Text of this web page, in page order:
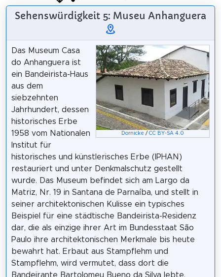
Sehenswürdigkeit 5: Museu Anhanguera
Dornicke /CC BY-SA 4.0
Das Museum Casa
do Anhanguera ist
ein Bandeirista-Haus
aus dem
siebzehnten
Jahrhundert, dessen
historisches Erbe
1958 vom Nationalen
Institut für
historisches und künstlerisches Erbe (IPHAN)
restauriert und unter Denkmalschutz gestellt
wurde. Das Museum befindet sich am Largo da
Matriz, Nr. 19 in Santana de Parnaíba, und stellt in
seiner architektonischen Kulisse ein typisches
Beispiel für eine städtische Bandeirista-Residenz
dar, die als einzige ihrer Art im Bundesstaat São
Paulo ihre architektonischen Merkmale bis heute
bewahrt hat. Erbaut aus Stampflehm und
Stampflehm, wird vermutet, dass dort die
Bandeirante Bartolomeu Bueno da Silva lebte.